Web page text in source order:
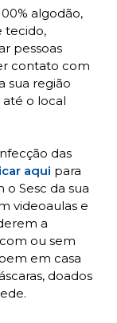
algodão,
tecido,
pessoas
contato com
sua região
o local
das
aqui para
Sesc da sua
videoaulas e
a
ou sem
em casa
doados